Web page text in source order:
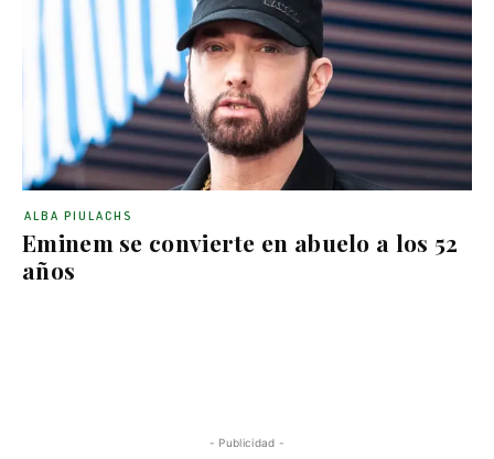
Eminem se convierte en abuelo a los 52
años
ALBA PIULACHS
- Publicidad -